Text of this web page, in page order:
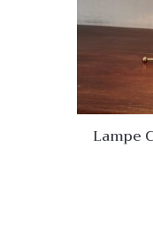
Lampe